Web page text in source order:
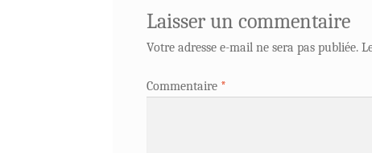
Laisser un commentaire
Votre adresse e-mail ne sera pas publiée.
Commentaire *